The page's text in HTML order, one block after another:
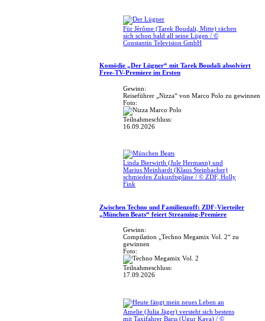
Für Jérôme (Tarek Boudali, Mitte) rächen
sich schon bald all seine Lügen / ©
Constantin Television GmbH
Komödie „Der Lügner“ mit Tarek Boudali absolviert
Free-TV-Premiere im Ersten
Gewinn:
Reiseführer „Nizza“ von Marco Polo zu gewinnen
Foto:
Teilnahmeschluss:
16.09.2026
Linda Bierwirth (Jule Hermann) und
Marius Meinhardt (Klaus Steinbacher)
schmieden Zukunftspläne / © ZDF, Holly
Fink
Zwischen Techno und Familienzoff: ZDF-Vierteiler
„München Beats“ feiert Streaming-Premiere
Gewinn:
Compilation „Techno Megamix Vol. 2“ zu
gewinnen
Foto:
Teilnahmeschluss:
17.09.2026
Amelie (Julia Jäger) versteht sich bestens
mit Taxifahrer Barış (Ugur Kaya) / ©